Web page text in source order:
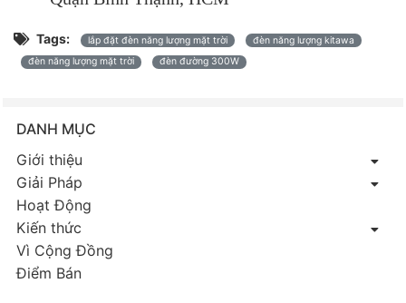
Tags: lắp đặt đèn năng lượng mặt trời
đèn năng lượng kitawa
đèn năng lượng mặt trời
đèn đường 300W
DANH MỤC
Giới thiệu
Giải Pháp
Hoạt Động
Kiến thức
Vì Cộng Đồng
Điểm Bán